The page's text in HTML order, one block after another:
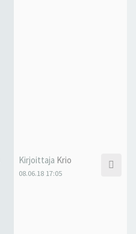
Kirjoittaja Krio
08.06.18 17:05